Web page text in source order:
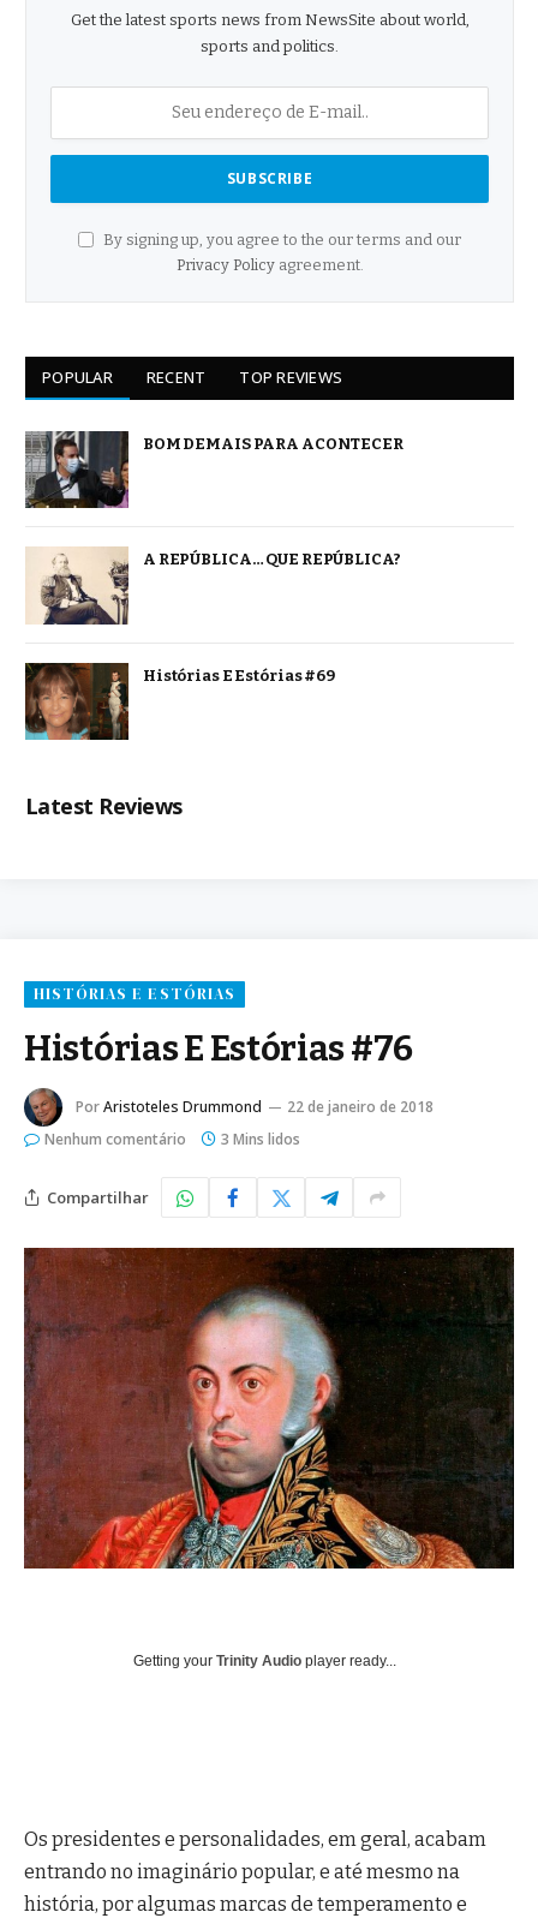
Get the latest sports news from NewsSite about world,
sports and politics.
By signing up, you agree to the our terms and our
Privacy Policyagreement.
POPULAR RECENT TOP REVIEWS
BOM DEMAIS PARA ACONTECER
A REPÚBLICA… QUE REPÚBLICA?
Histórias E Estórias #69
Latest Reviews
HISTÓRIAS E ESTÓRIAS
Histórias E Estórias #76
PorAristoteles Drummond
22 de janeiro de 2018
Nenhum comentário
3 Mins lidos
Compartilhar
Getting your Trinity Audio player ready...
Os presidentes e personalidades, em geral, acabam
entrando no imaginário popular, e até mesmo na
história, por algumas marcas de temperamento e